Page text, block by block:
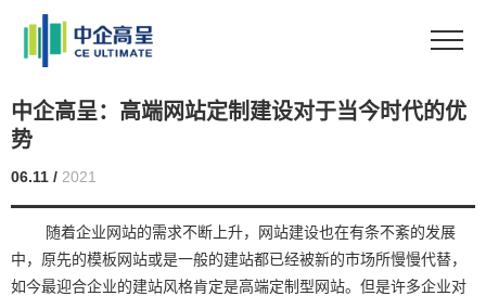
中企高呈：高端网站定制建设对于当今时代的优
势
06.11 / 2021
随着企业网站的需求不断上升，网站建设也在有条不紊的发展
中，原先的模板网站或是一般的建站都已经被新的市场所慢慢代替，
如今最迎合企业的建站风格肯定是高端定制型网站。但是许多企业对